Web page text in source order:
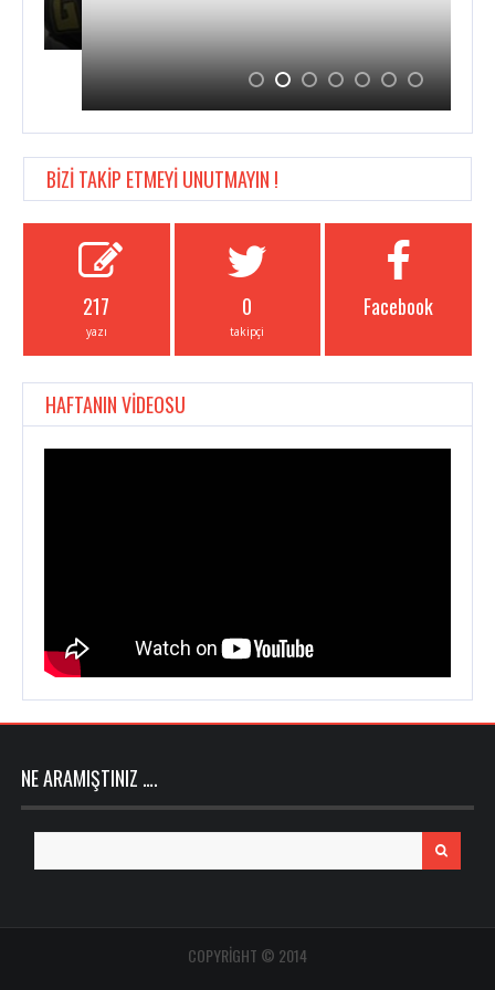
BİZİ TAKİP ETMEYİ UNUTMAYIN !
217
yazı
0
takipçi
Facebook
HAFTANIN VİDEOSU
NE ARAMIŞTINIZ ….
for:
COPYRIGHT © 2014